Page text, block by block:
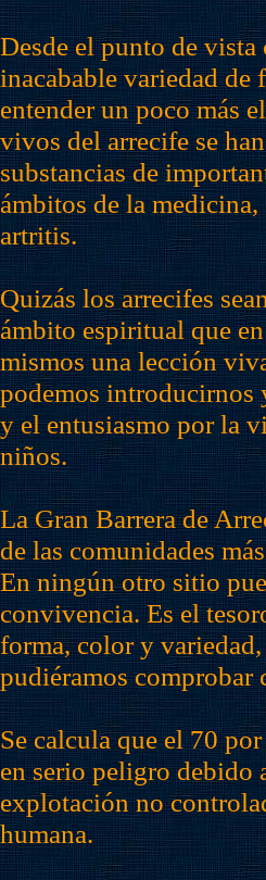
Desde el punto de
inacabable variedad de
entender un poco más
vivos del arrecife se
substancias de
ámbitos de la
artritis.
Quizás los arrecifes
ámbito espiritual que
mismos una lección
podemos introducirnos
y el entusiasmo por la
niños.
La Gran Barrera de
de las comunidades
En ningún otro sitio
convivencia. Es el
forma, color y
pudiéramos comprobar
Se calcula que el 70
en serio peligro debido
explotación no
humana.